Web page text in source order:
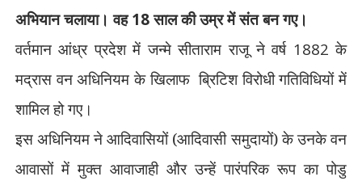
अभियान चलाया। वह18साल की उम्र में संत बन गए।
वर्तमान आंध्र प्रदेश में जन्मे सीताराम राजू ने वर्ष 1882 के
मद्रास वन अधिनियम के खिलाफ ब्रिटिश विरोधी गतिविधियों में
शामिल हो गए।
इस अधिनियम ने आदिवासियों (आदिवासी समुदायों) के उनके वन
आवासों में मुक्त आवाजाही और उन्हें पारंपरिक रूप का पोडु